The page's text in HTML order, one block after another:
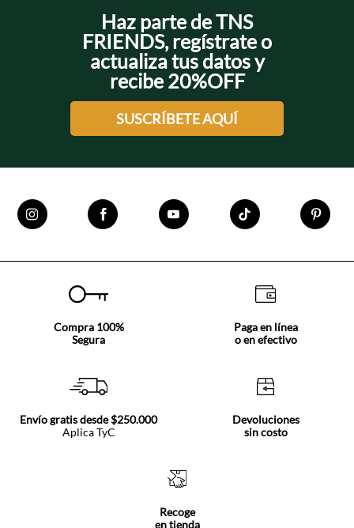
Haz parte de TNS
FRIENDS, regístrate o
actualiza tus datos y
recibe 20%OFF
SUSCRÍBETE AQUÍ
Compra 100%
Segura
Paga en línea
o en efectivo
Envío gratis desde $250.000
Aplica TyC
Devoluciones
sin costo
Recoge
en tienda